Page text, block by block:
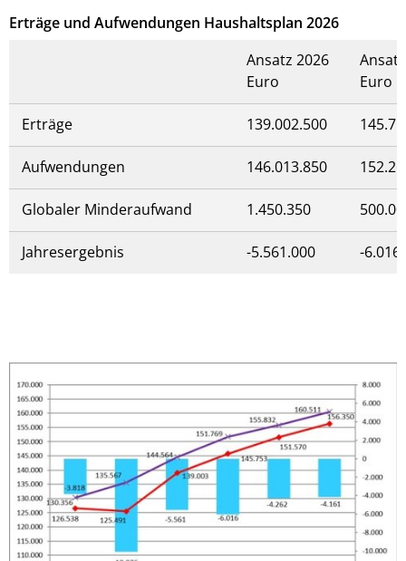
Erträge und Aufwendungen Haushaltsplan 2026
Ansatz 2026
Euro
Euro
Erträge 139.002.500
Aufwendungen 146.013.850
Globaler Minderaufwand 1.450.350
Jahresergebnis -5.561.000 -